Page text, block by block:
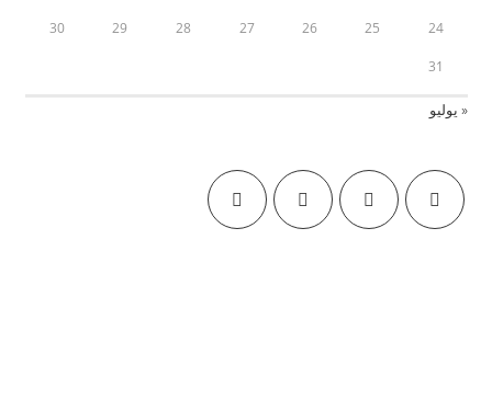
24
25
26
27
28
29
30
31
« يوليو